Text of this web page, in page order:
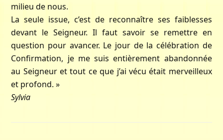
milieu de nous.
La seule issue, c’est de reconnaître ses faiblesses
devant le Seigneur. Il faut savoir se remettre en
question pour avancer. Le jour de la célébration de
Confirmation, je me suis entièrement abandonnée
au Seigneur et tout ce que j’ai vécu était merveilleux
et profond. »
Sylvia